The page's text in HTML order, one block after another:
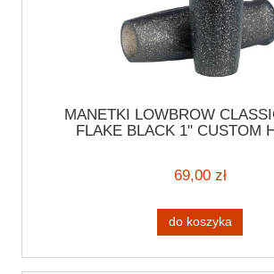
MANETKI LOWBROW
FLAKE BLACK 1" CUSTOM
69,00 zł
do koszyka